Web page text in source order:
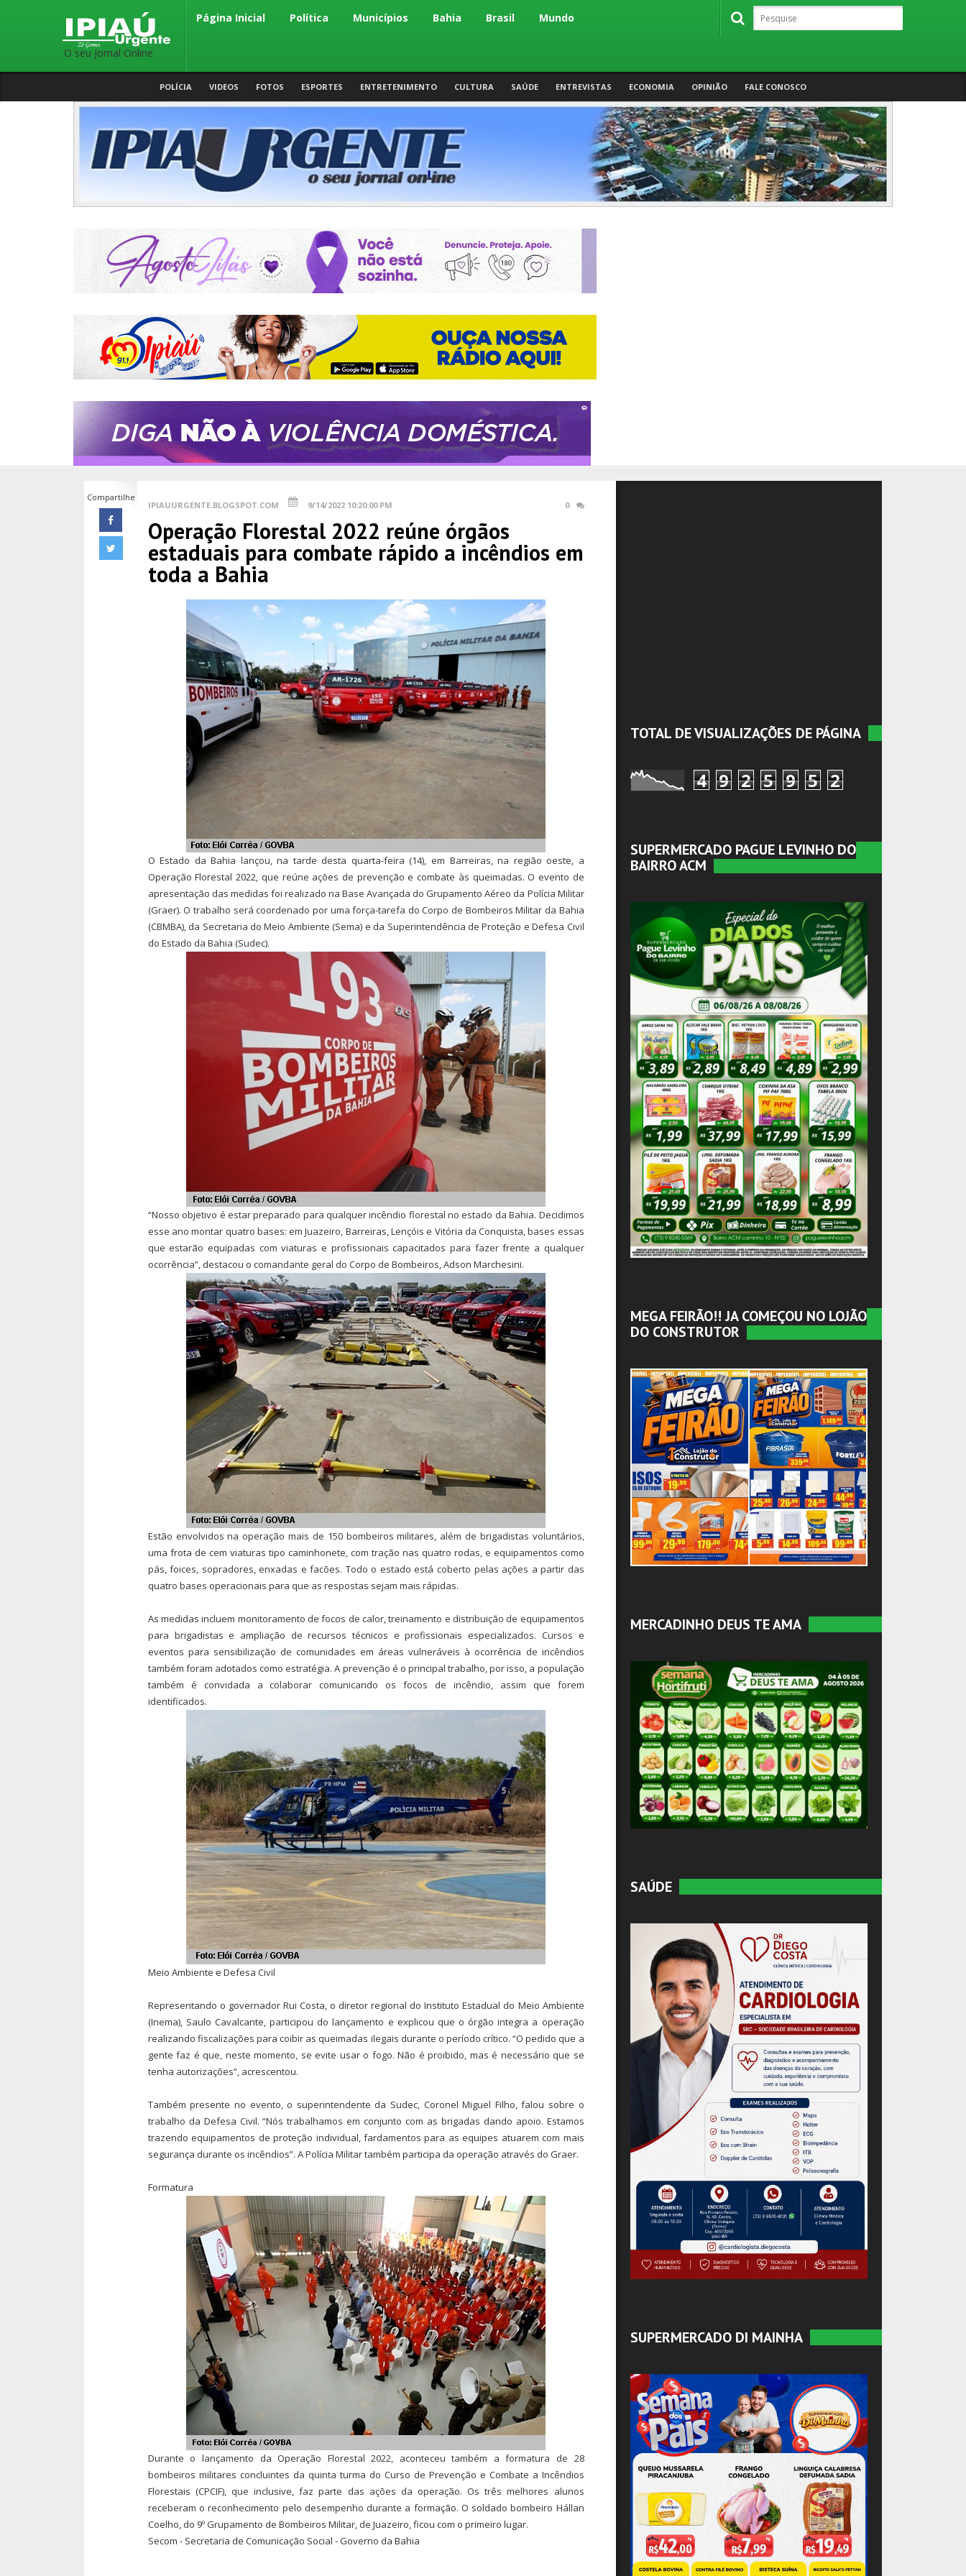
O seu Jornal Online
Página Inicial Política Municípios Bahia Brasil Mundo
POLÍCIA VIDEOS FOTOS ESPORTES ENTRETENIMENTO CULTURA SAÚDE ENTREVISTAS ECONOMIA OPINIÃO FALE CONOSCO
Compartilhe
IPIAUURGENTE.BLOGSPOT.COM 9/14/2022 10:20:00 PM 0
Operação Florestal 2022 reúne órgãos
estaduais para combate rápido a incêndios em
toda a Bahia
O Estado da Bahia lançou, na tarde desta quarta-feira (14), em Barreiras, na região oeste, a
Operação Florestal 2022, que reúne ações de prevenção e combate às queimadas. O evento de
apresentação das medidas foi realizado na Base Avançada do Grupamento Aéreo da Polícia Militar
(Graer). O trabalho será coordenado por uma força-tarefa do Corpo de Bombeiros Militar da Bahia
(CBMBA), da Secretaria do Meio Ambiente (Sema) e da Superintendência de Proteção e Defesa Civil
do Estado da Bahia (Sudec).
“Nosso objetivo é estar preparado para qualquer incêndio florestal no estado da Bahia. Decidimos
esse ano montar quatro bases: em Juazeiro, Barreiras, Lençóis e Vitória da Conquista, bases essas
que estarão equipadas com viaturas e profissionais capacitados para fazer frente a qualquer
ocorrência”, destacou o comandante geral do Corpo de Bombeiros, Adson Marchesini.
Estão envolvidos na operação mais de 150 bombeiros militares, além de brigadistas voluntários,
uma frota de cem viaturas tipo caminhonete, com tração nas quatro rodas, e equipamentos como
pás, foices, sopradores, enxadas e facões. Todo o estado está coberto pelas ações a partir das
quatro bases operacionais para que as respostas sejam mais rápidas.
As medidas incluem monitoramento de focos de calor, treinamento e distribuição de equipamentos
para brigadistas e ampliação de recursos técnicos e profissionais especializados. Cursos e
eventos para sensibilização de comunidades em áreas vulneráveis à ocorrência de incêndios
também foram adotados como estratégia. A prevenção é o principal trabalho, por isso, a população
também é convidada a colaborar comunicando os focos de incêndio, assim que forem
identificados.
Meio Ambiente e Defesa Civil
Representando o governador Rui Costa, o diretor regional do Instituto Estadual do Meio Ambiente
(Inema), Saulo Cavalcante, participou do lançamento e explicou que o órgão integra a operação
realizando fiscalizações para coibir as queimadas ilegais durante o período crítico. “O pedido que a
gente faz é que, neste momento, se evite usar o fogo. Não é proibido, mas é necessário que se
tenha autorizações”, acrescentou.
Também presente no evento, o superintendente da Sudec, Coronel Miguel Filho, falou sobre o
trabalho da Defesa Civil. “Nós trabalhamos em conjunto com as brigadas dando apoio. Estamos
trazendo equipamentos de proteção individual, fardamentos para as equipes atuarem com mais
segurança durante os incêndios”. A Polícia Militar também participa da operação através do Graer.
Formatura
Durante o lançamento da Operação Florestal 2022, aconteceu também a formatura de 28
bombeiros militares concluintes da quinta turma do Curso de Prevenção e Combate a Incêndios
Florestais (CPCIF), que inclusive, faz parte das ações da operação. Os três melhores alunos
receberam o reconhecimento pelo desempenho durante a formação. O soldado bombeiro Hállan
Coelho, do 9º Grupamento de Bombeiros Militar, de Juazeiro, ficou com o primeiro lugar.
Secom - Secretaria de Comunicação Social - Governo da Bahia
TOTAL DE VISUALIZAÇÕES DE PÁGINA
4 9 2 5 9 5 2
SUPERMERCADO PAGUE LEVINHO DO
BAIRRO ACM
MEGA FEIRÃO!! JA COMEÇOU NO LOJÃO
DO CONSTRUTOR
MERCADINHO DEUS TE AMA
SAÚDE
SUPERMERCADO DI MAINHA